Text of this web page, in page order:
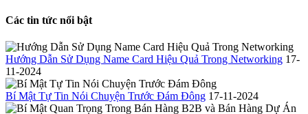
Các tin tức nổi bật
Hướng Dẫn Sử Dụng Name Card Hiệu Quả Trong Networking 17-
11-2024
Bí Mật Tự Tin Nói Chuyện Trước Đám Đông 17-11-2024